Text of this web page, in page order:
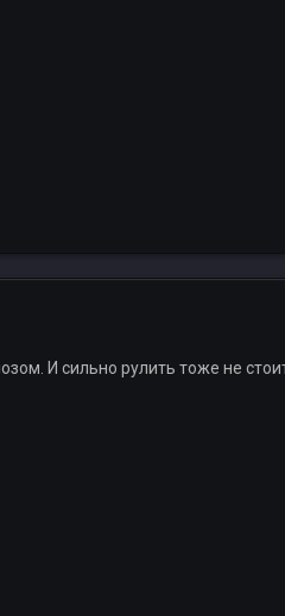
И сильно рулить тоже не